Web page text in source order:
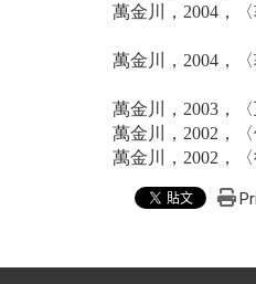
萬金川，2004，
萬金川，2004，
萬金川，2003，
萬金川，2002，
萬金川，2002，